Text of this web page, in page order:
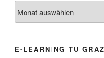
E-LEARNING TU GRAZ